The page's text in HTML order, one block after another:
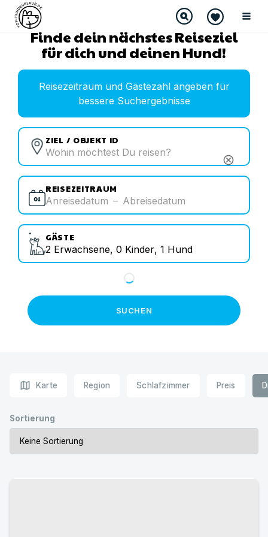
Finde dein nächstes Reiseziel
für dich und deinen Hund!
Reisezeitraum und Gästezahl angeben für
bessere Suchergebnisse
ZIEL / OBJEKT ID
cancel
REISEZEITRAUM
Anreisedatum – Abreisedatum
GÄSTE
2 Erwachsene, 0 Kinder, 1 Hund
SUCHEN
map Karte Region Schlafzimmer Preis
Sortierung